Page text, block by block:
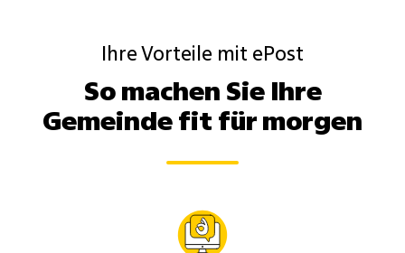
Ihre Vorteile mit ePost
So machen Sie Ihre
Gemeinde fit für morgen